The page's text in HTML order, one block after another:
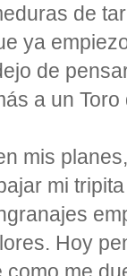
de
ya
de
a un
mis
mi
Hoy